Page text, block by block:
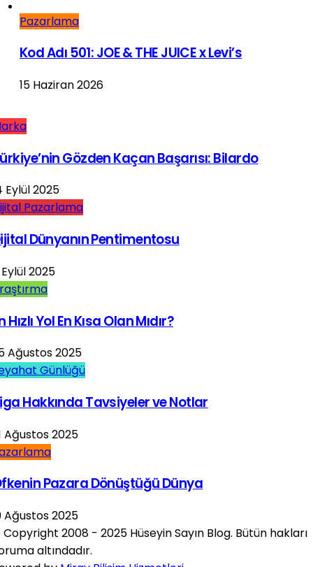
Pazarlama
Kod Adı 501: JOE & THE JUICE x Levi’s
15 Haziran 2026
Gözden Kaçan Başarısı: Bilardo
Eylül 2025
Pazarlama
Dünyanın Pentimentosu
2025
Hızlı Yol En Kısa Olan Mıdır?
Ağustos 2025
Günlüğü
Hakkında Tavsiyeler ve Notlar
Ağustos 2025
Pazara Dönüştüğü Dünya
Ağustos 2025
2008 - 2025 Hüseyin Sayın Blog. Bütün hakları
altındadır.